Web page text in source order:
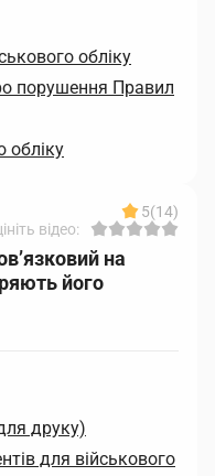
обліку
порушення Правил
обліку
5(14)
відео:
на
його
друку)
для військового